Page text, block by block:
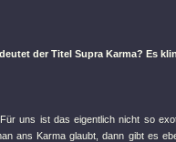
der Titel Supra Karma? Es
Für uns ist das eigentlich nicht so
ans Karma glaubt, dann gibt es